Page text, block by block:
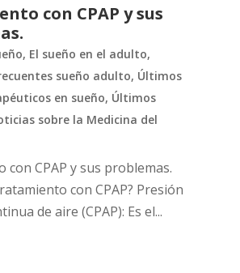
con CPAP y sus
, El sueño en el adulto,
sueño adulto, Últimos
en sueño, Últimos
sobre la Medicina del
con CPAP y sus problemas.
con CPAP? Presión
de aire (CPAP): Es el...